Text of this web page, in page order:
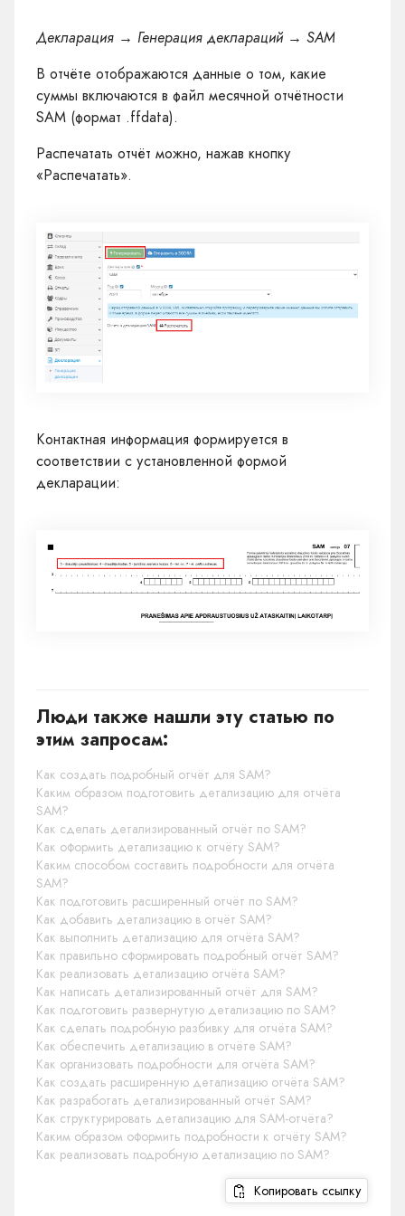
Декларация → Генерация деклараций → SAM
В отчёте отображаются данные о том, какие
суммы включаются в файл месячной отчётности
SAM (формат .ffdata).
Распечатать отчёт можно, нажав кнопку
«Распечатать».
Контактная информация формируется в
соответствии с установленной формой
декларации:
Люди также нашли эту статью по
этим запросам:
Как создать подробный отчёт для SAM?
Каким образом подготовить детализацию для отчёта
SAM?
Как сделать детализированный отчёт по SAM?
Как оформить детализацию к отчёту SAM?
Каким способом составить подробности для отчёта
SAM?
Как подготовить расширенный отчёт по SAM?
Как добавить детализацию в отчёт SAM?
Как выполнить детализацию для отчёта SAM?
Как правильно сформировать подробный отчёт SAM?
Как реализовать детализацию отчёта SAM?
Как написать детализированный отчёт для SAM?
Как подготовить развернутую детализацию по SAM?
Как сделать подробную разбивку для отчёта SAM?
Как обеспечить детализацию в отчёте SAM?
Как организовать подробности для отчёта SAM?
Как создать расширенную детализацию отчёта SAM?
Как разработать детализированный отчёт SAM?
Как структурировать детализацию для SAM-отчёта?
Каким образом оформить подробности к отчёту SAM?
Как реализовать подробную детализацию по SAM?
Копировать ссылку